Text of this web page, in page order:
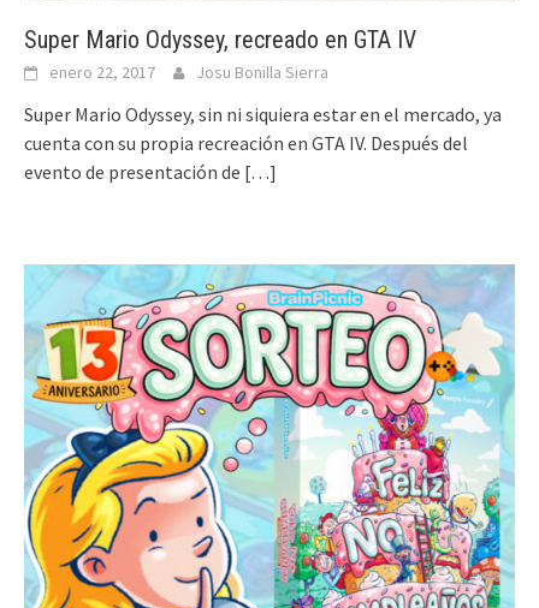
Super Mario Odyssey, recreado en GTA IV
enero 22, 2017 Josu Bonilla Sierra
Super Mario Odyssey, sin ni siquiera estar en el mercado, ya
cuenta con su propia recreación en GTA IV. Después del
evento de presentación de […]